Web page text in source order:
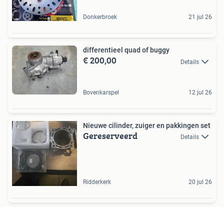
Donkerbroek 21 jul 26
differentieel quad of buggy
€ 200,00 Details
Bovenkarspel 12 jul 26
Nieuwe cilinder, zuiger en pakkingen set
Gereserveerd Details
Ridderkerk 20 jul 26